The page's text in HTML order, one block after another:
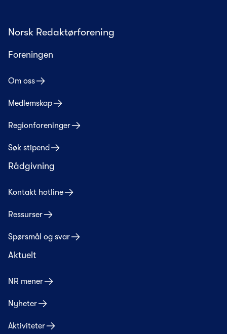
Norsk Redaktørforening
Foreningen
Om oss
Medlemskap
Regionforeninger
Søk stipend
Rådgivning
Kontakt hotline
Ressurser
Spørsmål og svar
Aktuelt
NR mener
Nyheter
Aktiviteter